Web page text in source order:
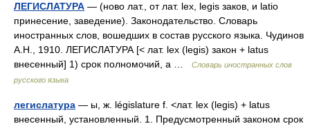
ЛЕГИСЛАТУРА — (ново лат., от лат. lex, legis заков, и latio
принесение, заведение). Законодательство. Словарь
иностранных слов, вошедших в состав русского языка. Чудинов
А.Н., 1910. ЛЕГИСЛАТУРА [< лат. lex (legis) закон + latus
внесенный] 1) срок полномочий, а …
Словарь иностранных слов
русского языка
легислатура — ы, ж. législature f. <лат. lex (legis) + latus
внесенный, установленный. 1. Предусмотренный законом срок